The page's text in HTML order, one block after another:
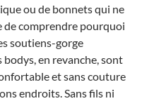
ou de bonnets qui ne
de comprendre pourquoi
soutiens-gorge
en revanche, sont
et sans couture
endroits. Sans fils ni